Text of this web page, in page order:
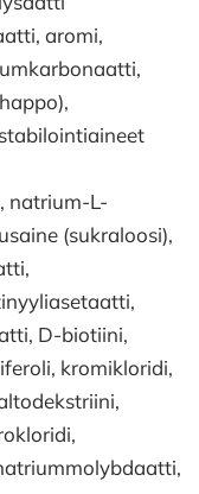
aromi,
natrium-L-
(sukraloosi),
D-biotiini,
kromikloridi,